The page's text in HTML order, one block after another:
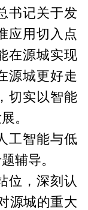
书记关于发
应用切入点
在源城实现
源城更好走
切实以智能
。
智能与低
辅导。
，深刻认
源城的重大